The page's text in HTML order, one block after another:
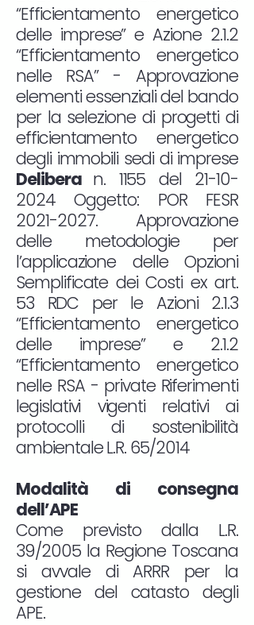
“Efficientamento energetico
delle imprese” e Azione 2.1.2
“Efficientamento energetico
nelle RSA” - Approvazione
elementi essenziali del bando
per la selezione di progetti di
efficientamento energetico
degli immobili sedi di imprese
Delibera n. 1155 del 21-10-
2024Oggetto: POR FESR
2021-2027. Approvazione
delle metodologie per
l’applicazione delle Opzioni
Semplificate dei Costi ex art.
53 RDC per le Azioni 2.1.3
“Efficientamento energetico
delle imprese” e 2.1.2
“Efficientamento energetico
nelle RSA - private Riferimenti
legislativi vigenti relativi ai
protocolli di sostenibilità
ambientale L.R. 65/2014
Modalità di consegna
dell’APE
Come previsto dalla L.R.
39/2005 la Regione Toscana
si avvale di ARRR per la
gestione del catasto degli
APE.